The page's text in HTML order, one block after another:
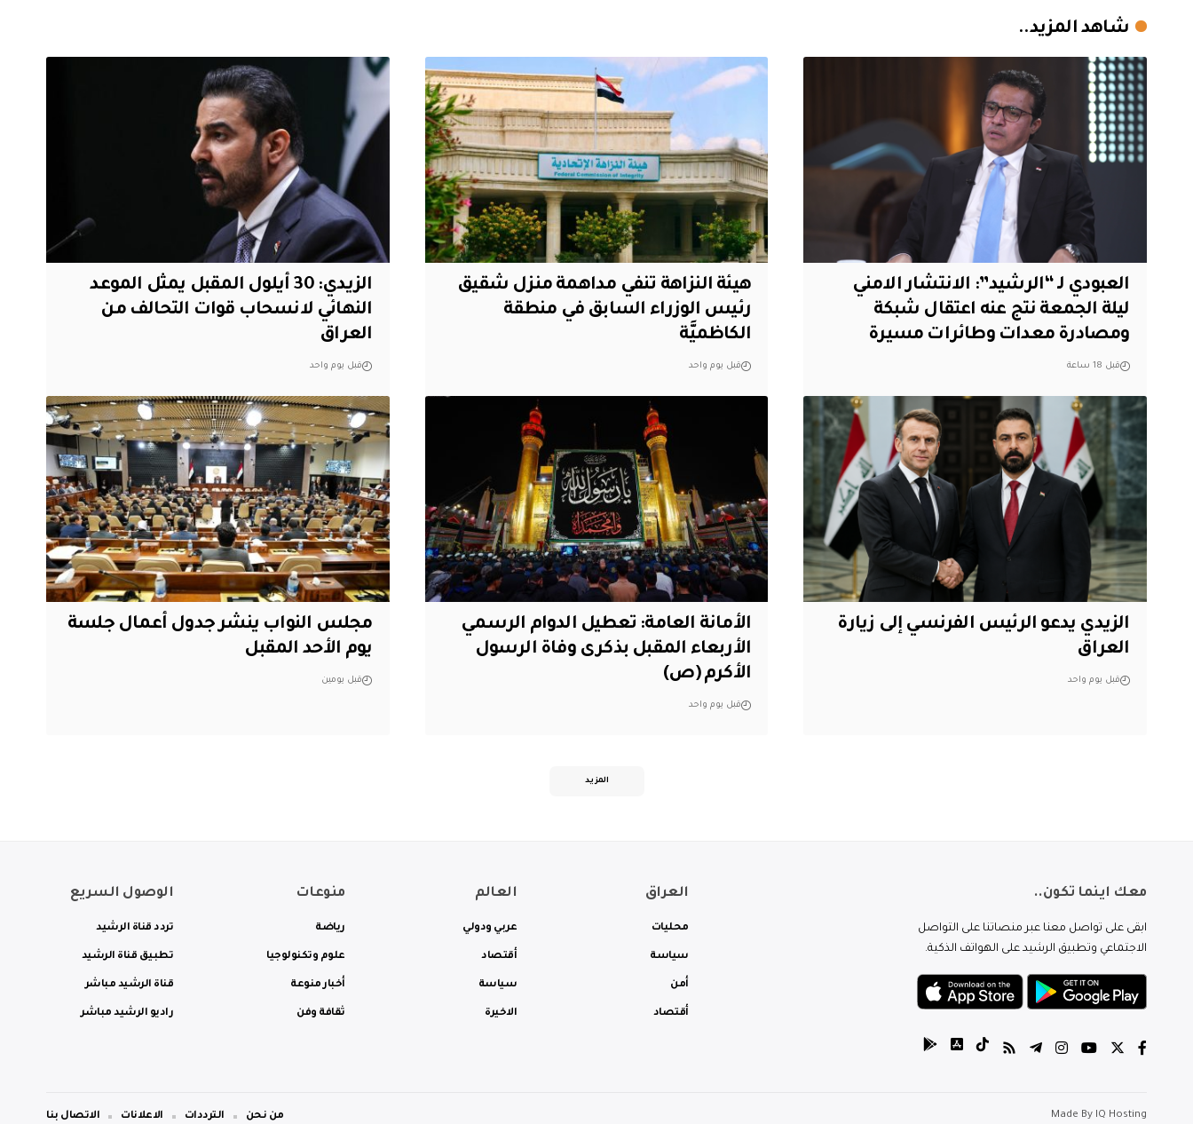
شاهد المزيد..
العبودي لـ “الرشيد”: الانتشار الامني
ليلة الجمعة نتج عنه اعتقال شبكة
ومصادرة معدات وطائرات مسيرة
قبل 18 ساعة
هيئة النزاهة تنفي مداهمة منزل شقيق
رئيس الوزراء السابق في منطقة
الكاظميَّة
قبل يوم واحد
الزيدي: 30 أيلول المقبل يمثل الموعد
النهائي لانسحاب قوات التحالف من
العراق
قبل يوم واحد
الزيدي يدعو الرئيس الفرنسي إلى زيارة
العراق
قبل يوم واحد
الأمانة العامة: تعطيل الدوام الرسمي
الأربعاء المقبل بذكرى وفاة الرسول
الأكرم (ص)
قبل يوم واحد
مجلس النواب ينشر جدول أعمال جلسة
يوم الأحد المقبل
قبل يومين
المزيد
معك اينما تكون..
ابقى على تواصل معنا عبر منصاتنا على التواصل
الاجتماعي وتطبيق الرشيد على الهواتف الذكية.
العراق
محليات
سياسة
أمن
أقتصاد
العالم
عربي ودولي
أقتصاد
سياسة
الاخيرة
منوعات
رياضة
علوم وتكنولوجيا
أخبار منوعة
ثقافة وفن
الوصول السريع
تردد قناة الرشيد
تطبيق قناة الرشيد
قناة الرشيد مباشر
راديو الرشيد مباشر
Made By IQ Hosting من نحن الترددات الاعلانات الاتصال بنا